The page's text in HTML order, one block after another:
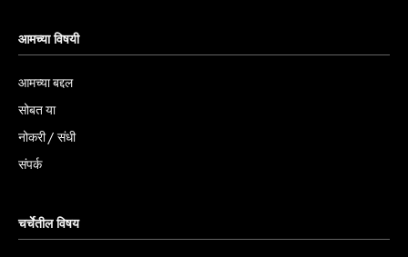
आमच्या विषयी
आमच्या बद्दल
सोबत या
नोकरी / संधी
संपर्क
चर्चेतील विषय